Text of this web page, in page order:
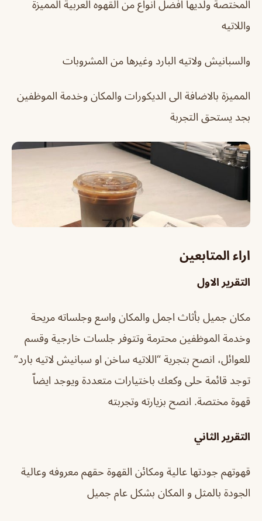
المختصة ولديها افضل انواع من القهوه العربية المميزة
واللاتيه
والسبانيش ولاتيه البارد وغيرها من المشروبات
المميزة بالاضافة الى الديكورات والمكان وخدمة الموظفين
بجد يستحق التجربة
اراء المتابعين
التقرير الاول
مكان جميل بأثاث اجمل والمكان واسع وجلساته مريحة
وخدمة الموظفين محترمة وتتوفر جلسات خارجية وقسم
للعوائل، انصح بتجرية “اللاتيه ساخن او سبانيش لاتيه بارد”
توجد قائمة حلى وكعك باختيارات متعددة ويوجد ايضاّ
قهوة مختصة. انصح بزيارته وتجربته
التقرير الثاني
قهوتهم جودتها عالية ومكائن القهوة حقهم معروفه وعالية
الجودة بالمثل و المكان بشكل عام جميل